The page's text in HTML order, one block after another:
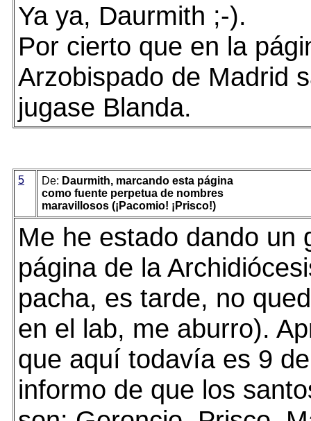
Ya ya, Daurmith ;-).
Por cierto que en la
Arzobispado de Madrid
jugase Blanda.
5 De: Daurmith, marcando esta página
como fuente perpetua de nombres
maravillosos (¡Pacomio! ¡Prisco!)
Me he estado dando un
página de la
pacha, es tarde, no
en el lab, me aburro).
que aquí todavía es 9
informo de que los